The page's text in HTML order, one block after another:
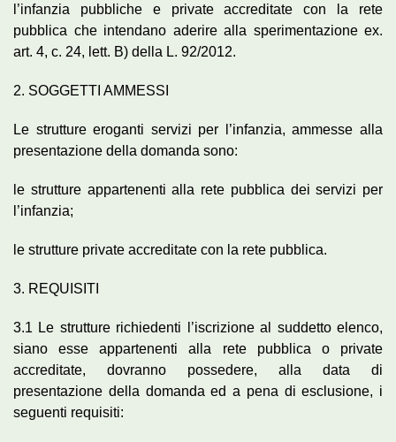
l’infanzia pubbliche e private accreditate con la rete
pubblica che intendano aderire alla sperimentazione ex.
art. 4, c. 24, lett. B) della L. 92/2012.
2. SOGGETTI AMMESSI
Le strutture eroganti servizi per l’infanzia, ammesse alla
presentazione della domanda sono:
le strutture appartenenti alla rete pubblica dei servizi per
l’infanzia;
le strutture private accreditate con la rete pubblica.
3. REQUISITI
3.1 Le strutture richiedenti l’iscrizione al suddetto elenco,
siano esse appartenenti alla rete pubblica o private
accreditate, dovranno possedere, alla data di
presentazione della domanda ed a pena di esclusione, i
seguenti requisiti: